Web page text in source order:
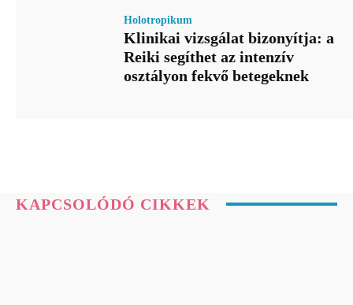
Holotropikum
Klinikai vizsgálat bizonyítja: a
Reiki segíthet az intenzív
osztályon fekvő betegeknek
KAPCSOLÓDÓ CIKKEK